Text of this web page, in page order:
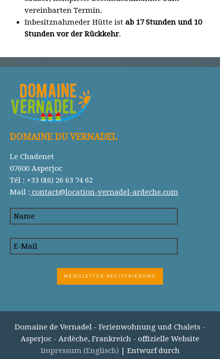
vereinbarten Termin.
Inbesitznahmeder Hütte ist ab 17 Stunden und 10
Stunden vor der Rückkehr.
DOMAINE DU VERNADEL
Le Chadenet
07600 Asperjoc
Tél : +33 0(6) 26 63 74 62
Mail : contact@location-vernadel-ardeche.com
Domaine de Vernadel - Ferienwohnung und Chalets -
Asperjoc - Ardèche, Frankreich - offizielle Website
Impressum (Englisch) | Entwurf durch